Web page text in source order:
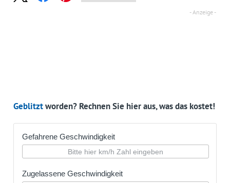
Geblitztworden? Rechnen Sie hier aus, was das kostet!